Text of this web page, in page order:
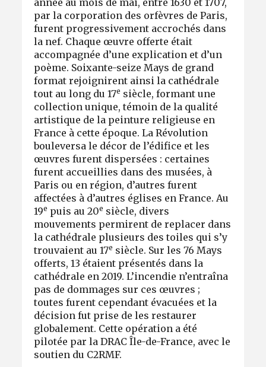
année au mois de mai, entre 1630 et 1707,
par la corporation des orfèvres de Paris,
furent progressivement accrochés dans
la nef. Chaque œuvre offerte était
accompagnée d’une explication et d’un
poème. Soixante-seize Mays de grand
format rejoignirent ainsi la cathédrale
tout au long du 17e siècle, formant une
collection unique, témoin de la qualité
artistique de la peinture religieuse en
France à cette époque. La Révolution
bouleversa le décor de l’édifice et les
œuvres furent dispersées : certaines
furent accueillies dans des musées, à
Paris ou en région, d’autres furent
affectées à d’autres églises en France. Au
19e puis au 20e siècle, divers
mouvements permirent de replacer dans
la cathédrale plusieurs des toiles qui s’y
trouvaient au 17e siècle. Sur les 76 Mays
offerts, 13 étaient présentés dans la
cathédrale en 2019. L’incendie n’entraîna
pas de dommages sur ces œuvres ;
toutes furent cependant évacuées et la
décision fut prise de les restaurer
globalement. Cette opération a été
pilotée par la DRAC Île-de-France, avec le
soutien du C2RMF.